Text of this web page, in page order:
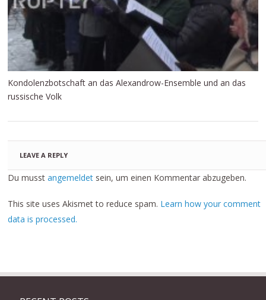
Kondolenzbotschaft an das Alexandrow-Ensemble und an das
russische Volk
LEAVE A REPLY
Du musstangemeldet sein, um einen Kommentar abzugeben.
This site uses Akismet to reduce spam. Learn how your comment
data is processed.